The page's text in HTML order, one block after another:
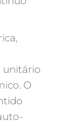
unitário
O